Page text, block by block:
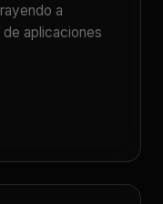
a
aplicaciones